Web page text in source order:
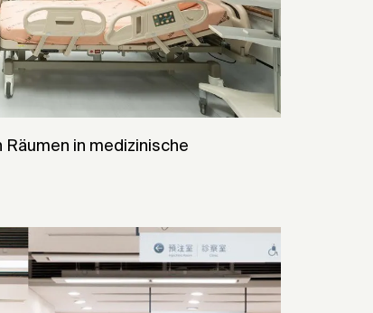
Räumen in medizinische